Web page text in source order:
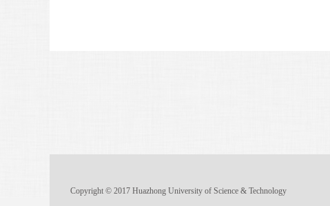
Copyright © 2017 Huazhong University of Science & Technology